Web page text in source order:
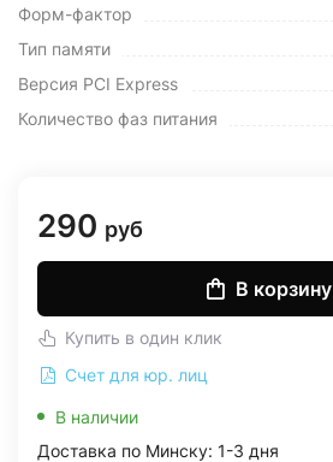
Форм-фактор
Тип памяти
Версия PCI Express
Количество фаз питания
290 руб
В корзину
Купить в один клик
Счет для юр. лиц
В наличии
Доставка по Минску: 1-3 дня